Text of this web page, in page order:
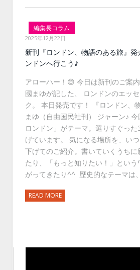
編集長コラム
2025年12月22日
新刊『ロンドン、物語のある旅』
ンドンへ行こう♪
アローハー！😊 今日は新刊のご案
國まゆが記した、 ロンドンのエッ
ク。 本日発売です！ 『ロンドン、
まゆ（自由国民社刊） ジャーン♪
ロンドン」がテーマ。選りすぐっ
げています。 気になる場所を、い
下げてのご紹介。書いていくうちに
たり、「もっと知りたい！」という
がってきたり^^ 歴史的なテーマは
READ MORE